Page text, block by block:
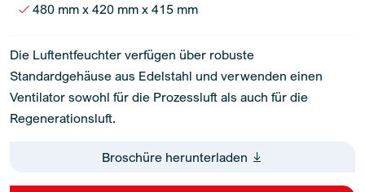
480 mm x 420 mm x 415 mm
Die Luftentfeuchter verfügen über robuste
Standardgehäuse aus Edelstahl und verwenden einen
Ventilator sowohl für die Prozessluft als auch für die
Regenerationsluft.
Broschüre herunterladen